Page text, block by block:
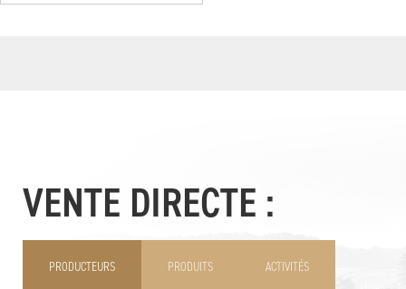
VENTE DIRECTE :
PRODUCTEURS PRODUITS ACTIVITÉS